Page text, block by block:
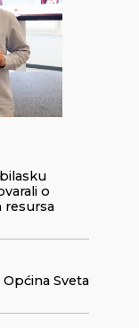
o
resursa
Sveta